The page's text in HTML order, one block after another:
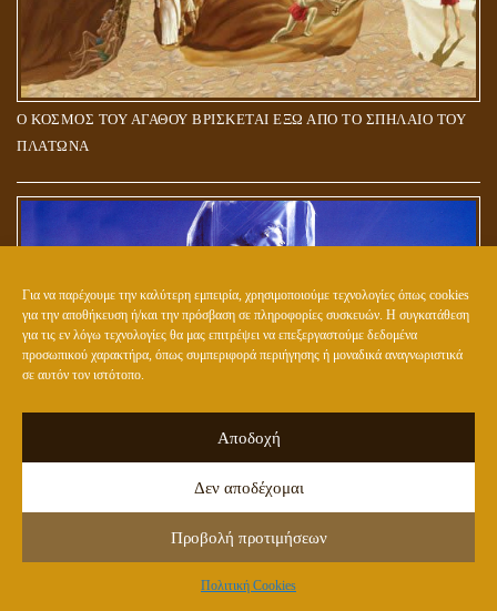
Για να παρέχουμε την καλύτερη εμπειρία, χρησιμοποιούμε τεχνολογίες όπως cookies
για την αποθήκευση ή/και την πρόσβαση σε πληροφορίες συσκευών. Η συγκατάθεση
για τις εν λόγω τεχνολογίες θα μας επιτρέψει να επεξεργαστούμε δεδομένα
προσωπικού χαρακτήρα, όπως συμπεριφορά περιήγησης ή μοναδικά αναγνωριστικά
σε αυτόν τον ιστότοπο.
Αποδοχή
Δεν αποδέχομαι
Προβολή προτιμήσεων
Πολιτική Cookies
Ο ΚΟΣΜΟΣ ΤΟΥ ΑΓΑΘΟΥ ΒΡΙΣΚΕΤΑΙ ΕΞΩ ΑΠΟ ΤΟ ΣΠΗΛΑΙΟ ΤΟΥ
ΠΛΑΤΩΝΑ